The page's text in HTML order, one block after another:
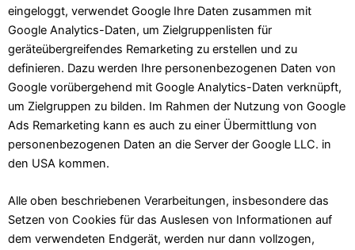
eingeloggt, verwendet Google Ihre Daten zusammen mit
Google Analytics-Daten, um Zielgruppenlisten für
geräteübergreifendes Remarketing zu erstellen und zu
definieren. Dazu werden Ihre personenbezogenen Daten von
Google vorübergehend mit Google Analytics-Daten verknüpft,
um Zielgruppen zu bilden. Im Rahmen der Nutzung von Google
Ads Remarketing kann es auch zu einer Übermittlung von
personenbezogenen Daten an die Server der Google LLC. in
den USA kommen.
Alle oben beschriebenen Verarbeitungen, insbesondere das
Setzen von Cookies für das Auslesen von Informationen auf
dem verwendeten Endgerät, werden nur dann vollzogen,